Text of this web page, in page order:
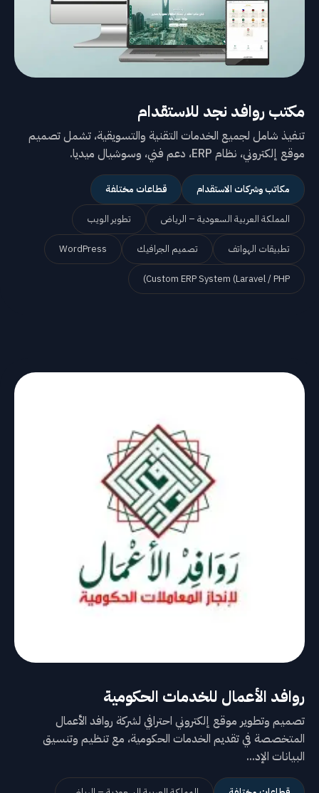
مكتب روافد نجد للاستقدام
تنفيذ شامل لجميع الخدمات التقنية والتسويقية، تشمل تصميم
موقع إلكتروني، نظام ERP، دعم فني، وسوشيال ميديا.
مكاتب وشركات الاستقدام قطاعات مختلفة
المملكة العربية السعودية – الرياض تطوير الويب
تطبيقات الهواتف تصميم الجرافيك WordPress
Custom ERP System (Laravel / PHP)
روافد الأعمال للخدمات الحكومية
تصميم وتطوير موقع إلكتروني احترافي لشركة روافد الأعمال
المتخصصة في تقديم الخدمات الحكومية، مع تنظيم وتنسيق
البيانات الإد...